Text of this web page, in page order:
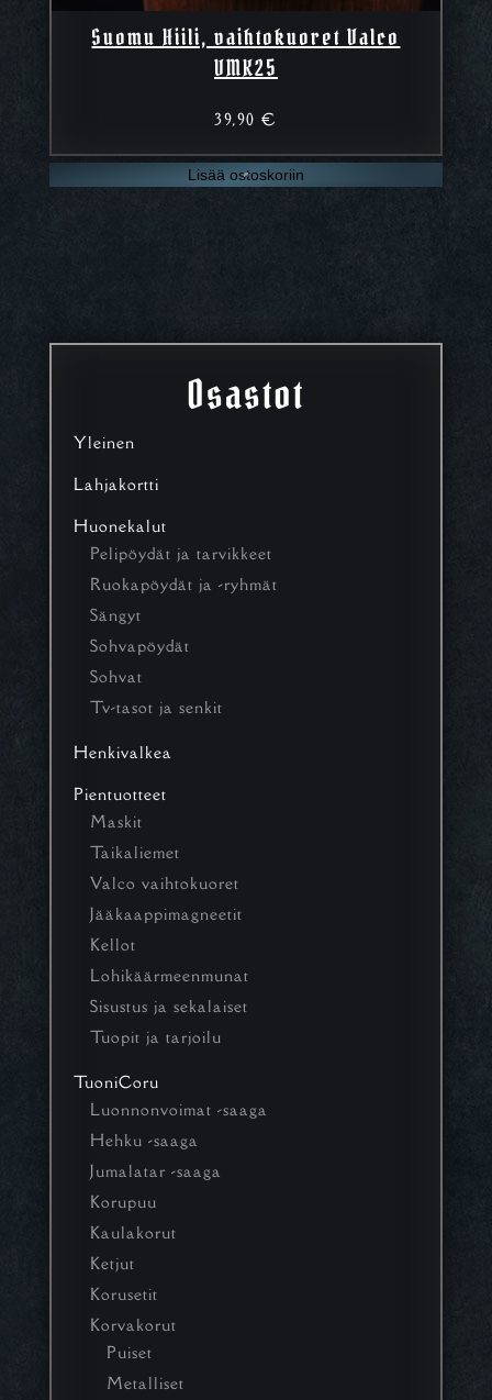
Osastot
Yleinen
Lahjakortti
Huonekalut
Pelipöydät ja tarvikkeet
Ruokapöydät ja -ryhmät
Sängyt
Sohvapöydät
Sohvat
Tv-tasot ja senkit
Henkivalkea
Pientuotteet
Maskit
Taikaliemet
Valco vaihtokuoret
Jääkaappimagneetit
Kellot
Lohikäärmeenmunat
Sisustus ja sekalaiset
Tuopit ja tarjoilu
TuoniCoru
Luonnonvoimat -saaga
Hehku -saaga
Jumalatar -saaga
Korupuu
Kaulakorut
Ketjut
Korusetit
Korvakorut
Puiset
Metalliset
Suomu Hiili, vaihtokuoret Valco
VMK25
39,90€
Lisää ostoskoriin